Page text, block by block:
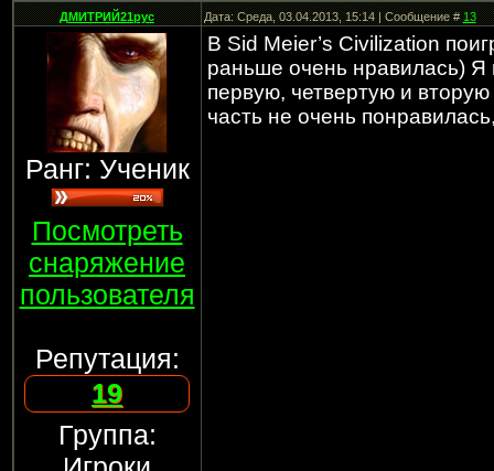
ДМИТРИЙ21рус Дата: Среда, 03.04.2013, 15:14 | Сообщение #13
Ранг: Ученик
Посмотреть
снаряжение
пользователя
Репутация:
19
Группа:
В Sid Meier’s Civilization
раньше очень нравилась) Я
первую, четвертую и
часть не очень